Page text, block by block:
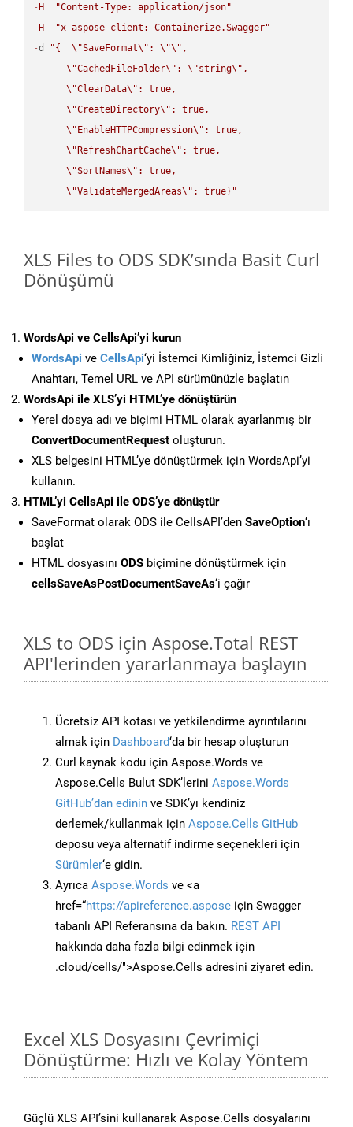
- H
"Content-Type: application/json"
- H
"x-aspose-client: Containerize.Swagger"
-d "{ \"SaveFormat\" : \"\" ,
\"CachedFileFolder\" : \"string\" ,
\"ClearData\" : true,
\"CreateDirectory\" : true,
\" EnableHTTPCompression\" : true,
\" RefreshChartCache\" : true,
\"SortNames\" : true,
\"ValidateMergedAreas\" : true}"
XLS Files to ODS SDK’sında Basit Curl
Dönüşümü
WordsApi ve CellsApi’yi kurun
WordsApi ve CellsApi‘yi İstemci Kimliğiniz, İstemci Gizli
Anahtarı, Temel URL ve API sürümünüzle başlatın
WordsApi ile XLS’yi HTML’ye dönüştürün
Yerel dosya adı ve biçimi HTML olarak ayarlanmış bir
ConvertDocumentRequest oluşturun.
XLS belgesini HTML’ye dönüştürmek için WordsApi’yi
kullanın.
HTML’yi CellsApi ile ODS’ye dönüştür
SaveFormat olarak ODS ile CellsAPI’den SaveOption‘ı
başlat
HTML dosyasını ODS biçimine dönüştürmek için
cellsSaveAsPostDocumentSaveAs‘i çağır
XLS to ODS için Aspose.Total REST
API'lerinden yararlanmaya başlayın
Ücretsiz API kotası ve yetkilendirme ayrıntılarını
almak için Dashboard‘da bir hesap oluşturun
Curl kaynak kodu için Aspose.Words ve
Aspose.Cells Bulut SDK’lerini Aspose.Words
GitHub’dan edinin ve SDK’yı kendiniz
derlemek/kullanmak için Aspose.Cells GitHub
deposu veya alternatif indirme seçenekleri için
Sürümler‘e gidin.
Ayrıca Aspose.Words ve <a
href=“https://apireference.aspose için Swagger
tabanlı API Referansına da bakın. REST API
hakkında daha fazla bilgi edinmek için
.cloud/cells/">Aspose.Cells adresini ziyaret edin.
Excel XLS Dosyasını Çevrimiçi
Dönüştürme: Hızlı ve Kolay Yöntem
Güçlü XLS API’sini kullanarak Aspose.Cells dosyalarını